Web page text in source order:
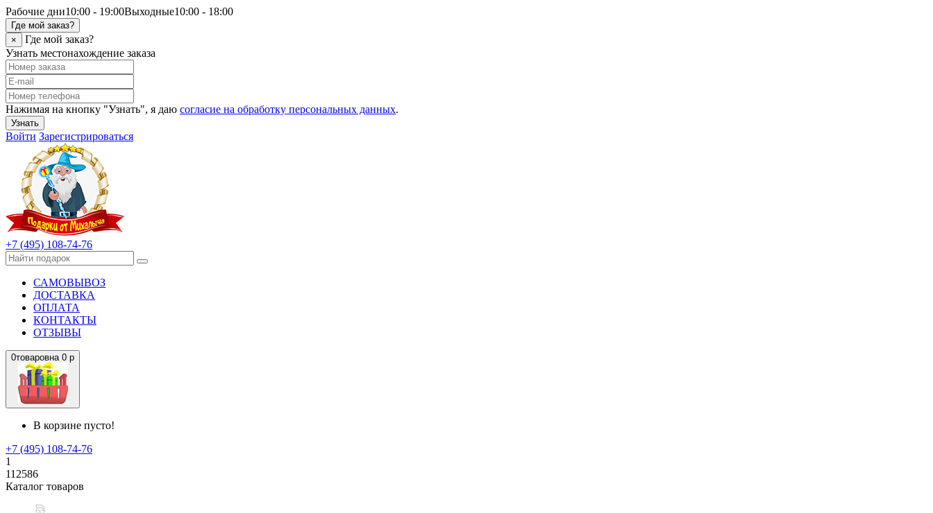
Рабочие дни10:00 - 19:00Выходные10:00 - 18:00
Где мой заказ?
×
Где мой заказ?
Узнать местонахождение заказа
Нажимая на кнопку "Узнать", я даю согласие на обработку персональных данных.
Узнать
Войти Зарегистрироваться
+7 (495) 108-74-76
САМОВЫВОЗ
ДОСТАВКА
ОПЛАТА
КОНТАКТЫ
ОТЗЫВЫ
0товаровна 0 р
В корзине пусто!
+7 (495) 108-74-76
1
112586
Каталог товаров